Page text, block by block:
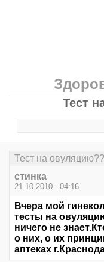
Тест
Тест на
стинка
21.10.2010 - 04:16
Вчера мой
тесты на
ничего не
о них, о их
аптеках